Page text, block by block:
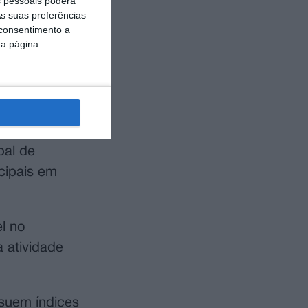
suas preferências
a
página.
físico como
algumas
bola e
de
em
no
atividade
índices